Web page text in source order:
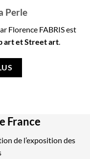
Perle
Florence FABRIS est
art et Street art.
France
de l’exposition des